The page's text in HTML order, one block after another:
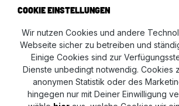
COOKIE EINSTELLUNGEN
Wir nutzen Cookies und andere
Webseite sicher zu betreiben und
Einige Cookies sind zur
Dienste unbedingt notwendig. Cookies
anonymen Statistik oder des
hingegen nur mit Deiner Einwilligung